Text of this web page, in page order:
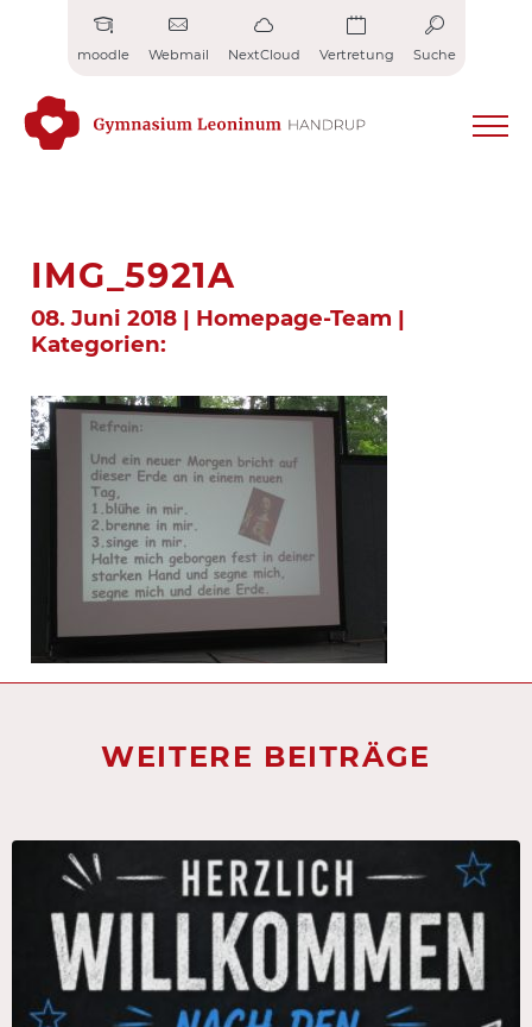
moodle Webmail NextCloud Vertretung Suche
IMG_5921A
08. Juni 2018 | Homepage-Team |
Kategorien:
WEITERE BEITRÄGE